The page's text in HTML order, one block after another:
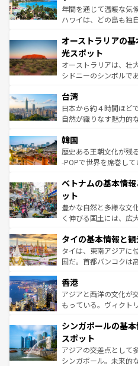
西部には大自然が広が
ストーン国立公園とい
文化が魅力。旅行者は
しみながら、その多様
るだろう。車でのロー
ならではの贅沢な旅のスタイルだ。
情報は コンテンツ一覧
年間を通じて温暖な気
ハワイは、どの島も独
ワイ島は見逃せない。
島だが、静かな自然を
おすすめ。エメラルド
文化や歴史が息づいて
人々、おいしいローカ
ク、伝統的なフラダン
っている。訪れるたび
はコンテンツ一覧
オーストラリアの
光スポット
オーストラリアは、壮
シドニーのシンボルで
リアリーフや大陸中央
ク）、タスマニアの美
ど、見どころがたくさ
いる。アクティビティ
ビング、ハイキングな
い。オーストラリアの
参照してほしい。
台湾
日本から約４時間ほど
自然が織りなす魅力的
ン）、静ひつな山岳地
と山間の静けさが共存
驚きをもたらしてくれ
容にもいいと評判のス
照してほしい。
韓国
歴史ある王朝文化が残
-POPで世界を席巻し
き、地方に足を延ばせ
できる。そして、キム
まで、さまざまな韓国
らではのナイトライフ
わっ
覧 を参照してほしい。
ベトナムの基本情
ット
豊かな自然と多様な文
く伸びる国土には、広
急速な発展と共に伝統
ーチミン市のフランス
醸し出している。また
とつ。フォーやバイン
ひ現地で味わいたい。
が旅行者を迎えてくれ
参照してほしい。
タイの基本情報と
タイは、東南アジアに
国だ。首都バンコクは
の活気が交差している
帯で自然と触れ合い、
いビーチでリゾート気
激する。気候は一年中
が待っている。親しみ
た文化、そして多様な
ける。 なお、新着の
香港
アジアと西洋の文化が
もっている。ヴィクト
み、どこを訪れても感
ており、効率よく見ど
うな絶景から文化的な
そう。 なお、新着の
シンガポールの基
スポット
アジアの交差点として
シンガポール。未来的